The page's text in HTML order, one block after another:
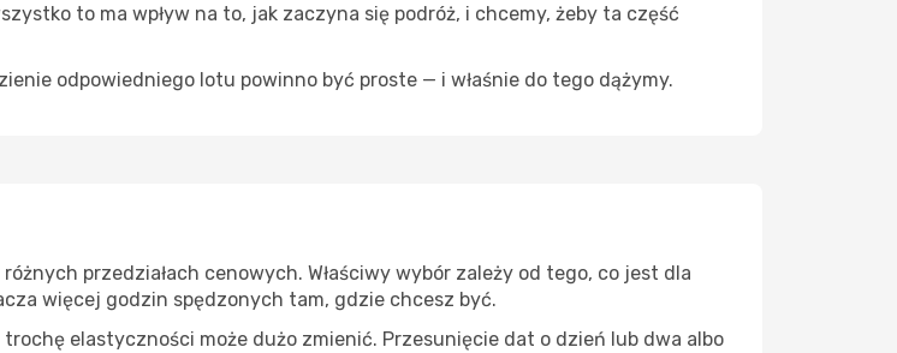
to ma wpływ na to, jak zaczyna się podróż, i chcemy, żeby ta część
odpowiedniego lotu powinno być proste — i właśnie do tego dążymy.
przedziałach cenowych. Właściwy wybór zależy od tego, co jest dla
więcej godzin spędzonych tam, gdzie chcesz być.
elastyczności może dużo zmienić. Przesunięcie dat o dzień lub dwa albo